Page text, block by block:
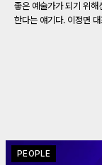
좋은 예술가가 되기 위해
한다는 얘기다. 이정면
PEOPLE